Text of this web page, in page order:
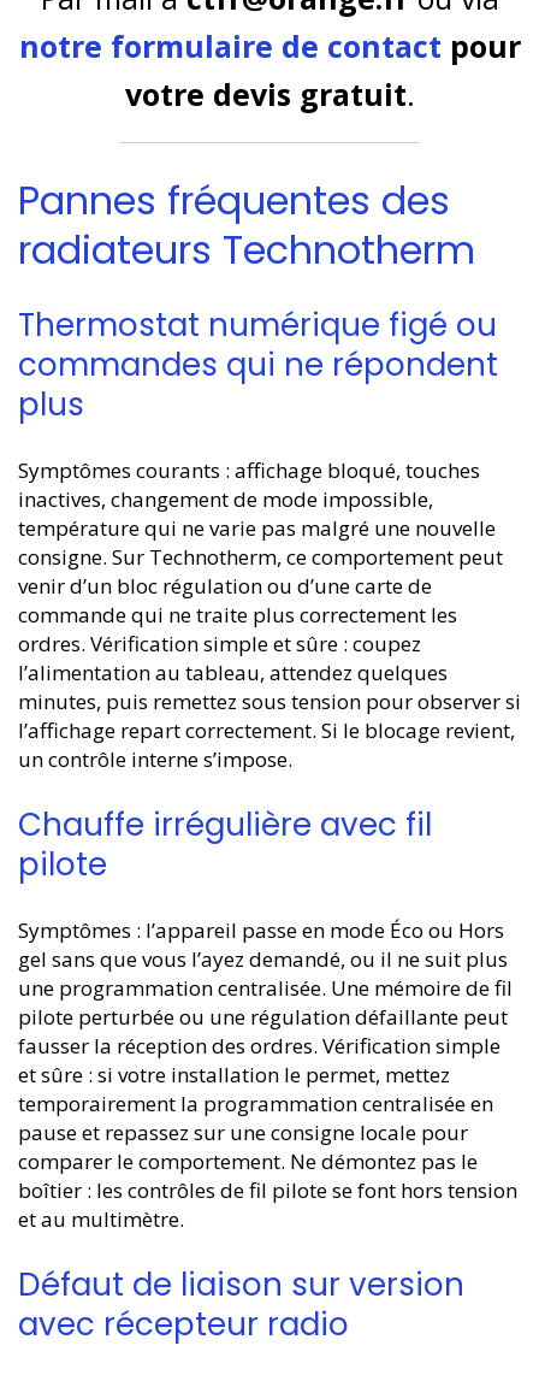
notre formulaire de contact pour
votre devis gratuit.
Pannes fréquentes des
radiateurs Technotherm
Thermostat numérique figé ou
commandes qui ne répondent
plus
Symptômes courants : affichage bloqué, touches
inactives, changement de mode impossible,
température qui ne varie pas malgré une nouvelle
consigne. Sur Technotherm, ce comportement peut
venir d’un bloc régulation ou d’une carte de
commande qui ne traite plus correctement les
ordres. Vérification simple et sûre : coupez
l’alimentation au tableau, attendez quelques
minutes, puis remettez sous tension pour observer si
l’affichage repart correctement. Si le blocage revient,
un contrôle interne s’impose.
Chauffe irrégulière avec fil
pilote
Symptômes : l’appareil passe en mode Éco ou Hors
gel sans que vous l’ayez demandé, ou il ne suit plus
une programmation centralisée. Une mémoire de fil
pilote perturbée ou une régulation défaillante peut
fausser la réception des ordres. Vérification simple
et sûre : si votre installation le permet, mettez
temporairement la programmation centralisée en
pause et repassez sur une consigne locale pour
comparer le comportement. Ne démontez pas le
boîtier : les contrôles de fil pilote se font hors tension
et au multimètre.
Défaut de liaison sur version
avec récepteur radio